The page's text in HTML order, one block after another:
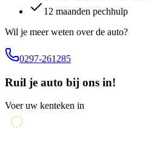
12 maanden pechhulp
Wil je meer weten over de auto?
0297-261285
Ruil je auto bij ons in!
Voer uw kenteken in